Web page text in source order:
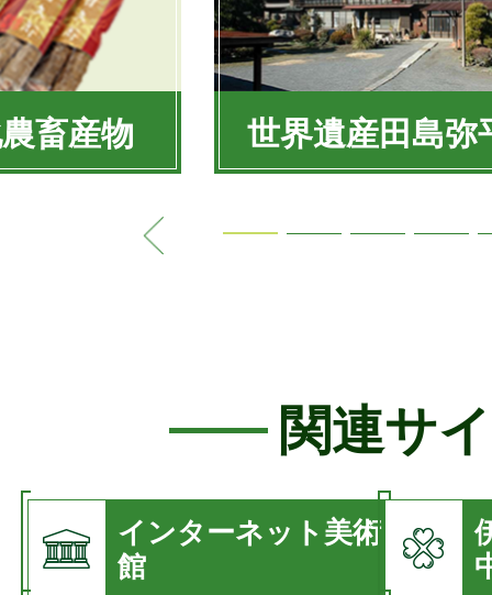
畜産物
の
ス
世界遺産田島弥
関連サ
インターネット美術
館